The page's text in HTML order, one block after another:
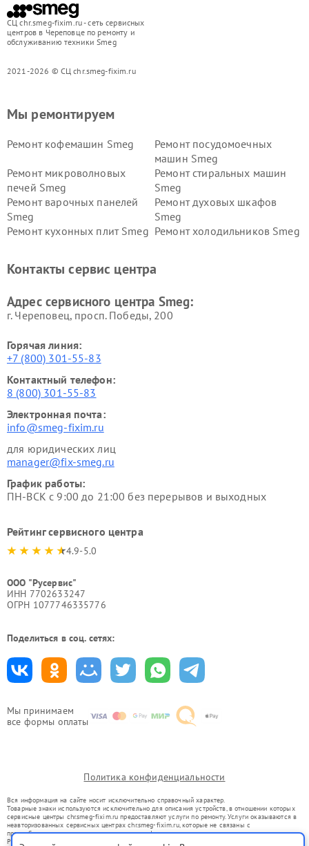
СЦ chr.smeg-fixim.ru - сеть сервисных
центров в Череповце по ремонту и
обслуживанию техники Smeg
2021-2026 © СЦ chr.smeg-fixim.ru
Мы принимаем
все формы оплаты
Мы ремонтируем
Ремонт кофемашин Smeg
Ремонт посудомоечных
машин Smeg
Ремонт микроволновых
печей Smeg
Ремонт стиральных машин
Smeg
Ремонт варочных панелей
Smeg
Ремонт духовых шкафов
Smeg
Ремонт кухонных плит Smeg Ремонт холодильников Smeg
Контакты сервис центра
Адрес сервисного центра Smeg:
г. Череповец, просп. Победы, 200
Горячая линия:
+7 (800) 301-55-83
Контактный телефон:
8 (800) 301-55-83
Электронная почта:
info@smeg-fixim.ru
для юридических лиц
manager@fix-smeg.ru
График работы:
ПН-ВСК с 9:00 до 21:00 без перерывов и выходных
Рейтинг сервисного центра
4.9-5.0
ООО "Русервис"
ИНН 7702633247
ОГРН 1077746335776
Поделиться в соц. сетях:
Политика конфиденциальности
Вся информация на сайте носит исключительно справочный характер.
Товарные знаки используются исключительно для описания устройств, в отношении которых
сервисные центры chr.smeg-fixim.ru предоставляют услуги по ремонту. Услуги оказываются в
неавторизованных сервисных центрах chr.smeg-fixim.ru, которые не связаны с
правообладателями товарных знаков или их официальными представителями.
Ремонт осуществляется для устройств, уже введенных в гражданский оборот в соответствии